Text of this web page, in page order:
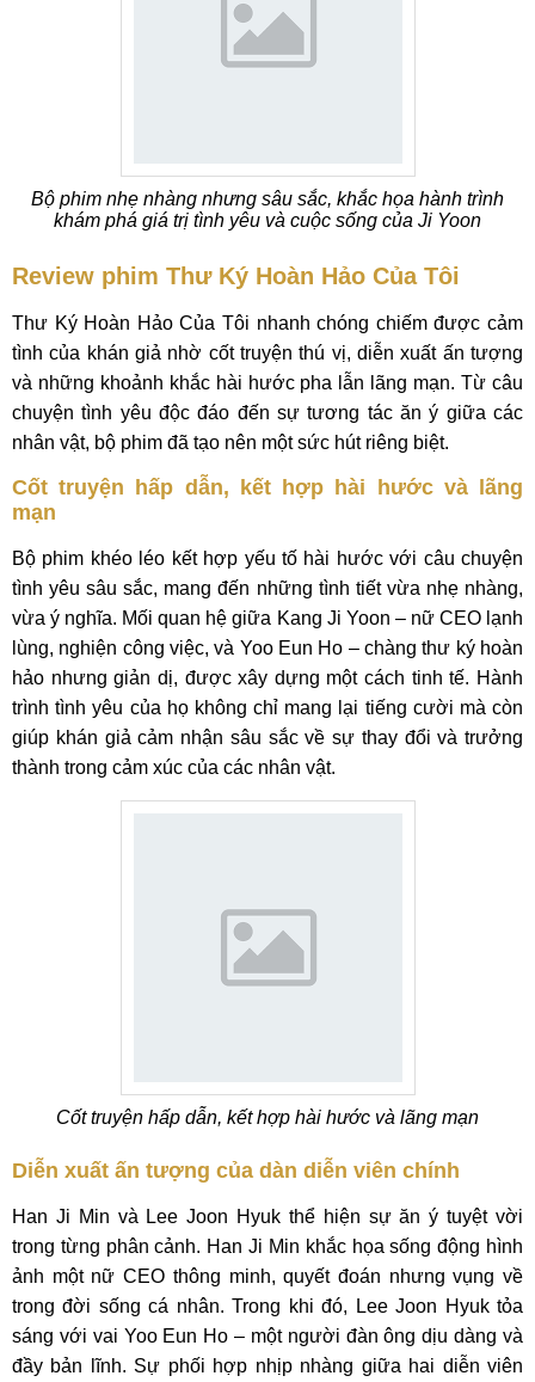
Bộ phim nhẹ nhàng nhưng sâu sắc, khắc họa hành trình
khám phá giá trị tình yêu và cuộc sống của Ji Yoon
Review phim Thư Ký Hoàn Hảo Của Tôi
Thư Ký Hoàn Hảo Của Tôi nhanh chóng chiếm được cảm
tình của khán giả nhờ cốt truyện thú vị, diễn xuất ấn tượng
và những khoảnh khắc hài hước pha lẫn lãng mạn. Từ câu
chuyện tình yêu độc đáo đến sự tương tác ăn ý giữa các
nhân vật, bộ phim đã tạo nên một sức hút riêng biệt.
Cốt truyện hấp dẫn, kết hợp hài hước và lãng
mạn
Bộ phim khéo léo kết hợp yếu tố hài hước với câu chuyện
tình yêu sâu sắc, mang đến những tình tiết vừa nhẹ nhàng,
vừa ý nghĩa. Mối quan hệ giữa Kang Ji Yoon – nữ CEO lạnh
lùng, nghiện công việc, và Yoo Eun Ho – chàng thư ký hoàn
hảo nhưng giản dị, được xây dựng một cách tinh tế. Hành
trình tình yêu của họ không chỉ mang lại tiếng cười mà còn
giúp khán giả cảm nhận sâu sắc về sự thay đổi và trưởng
thành trong cảm xúc của các nhân vật.
Cốt truyện hấp dẫn, kết hợp hài hước và lãng mạn
Diễn xuất ấn tượng của dàn diễn viên chính
Han Ji Min và Lee Joon Hyuk thể hiện sự ăn ý tuyệt vời
trong từng phân cảnh. Han Ji Min khắc họa sống động hình
ảnh một nữ CEO thông minh, quyết đoán nhưng vụng về
trong đời sống cá nhân. Trong khi đó, Lee Joon Hyuk tỏa
sáng với vai Yoo Eun Ho – một người đàn ông dịu dàng và
đầy bản lĩnh. Sự phối hợp nhịp nhàng giữa hai diễn viên